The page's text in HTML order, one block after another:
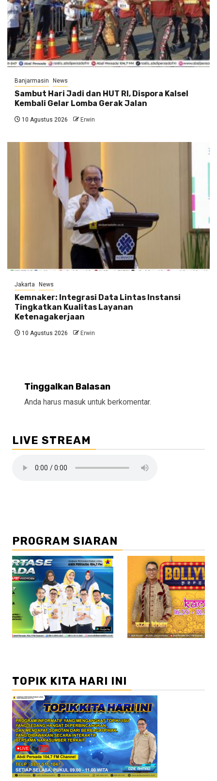
Banjarmasin News
Sambut Hari Jadi dan HUT RI, Dispora Kalsel
Kembali Gelar Lomba Gerak Jalan
10 Agustus 2026 Erwin
Jakarta News
Kemnaker: Integrasi Data Lintas Instansi
Tingkatkan Kualitas Layanan
Ketenagakerjaan
10 Agustus 2026 Erwin
Tinggalkan Balasan
Anda harus masuk untuk berkomentar.
LIVE STREAM
PROGRAM SIARAN
//2
TOPIK KITA HARI INI